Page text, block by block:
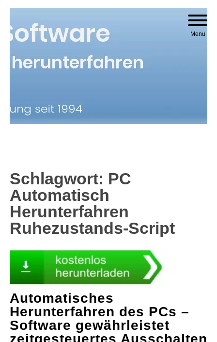
Menu
Schlagwort: PC
Automatisch
Herunterfahren
Ruhezustands-Script
Automatisches
Herunterfahren des PCs –
Software gewährleistet
zeitgesteuertes Ausschalten